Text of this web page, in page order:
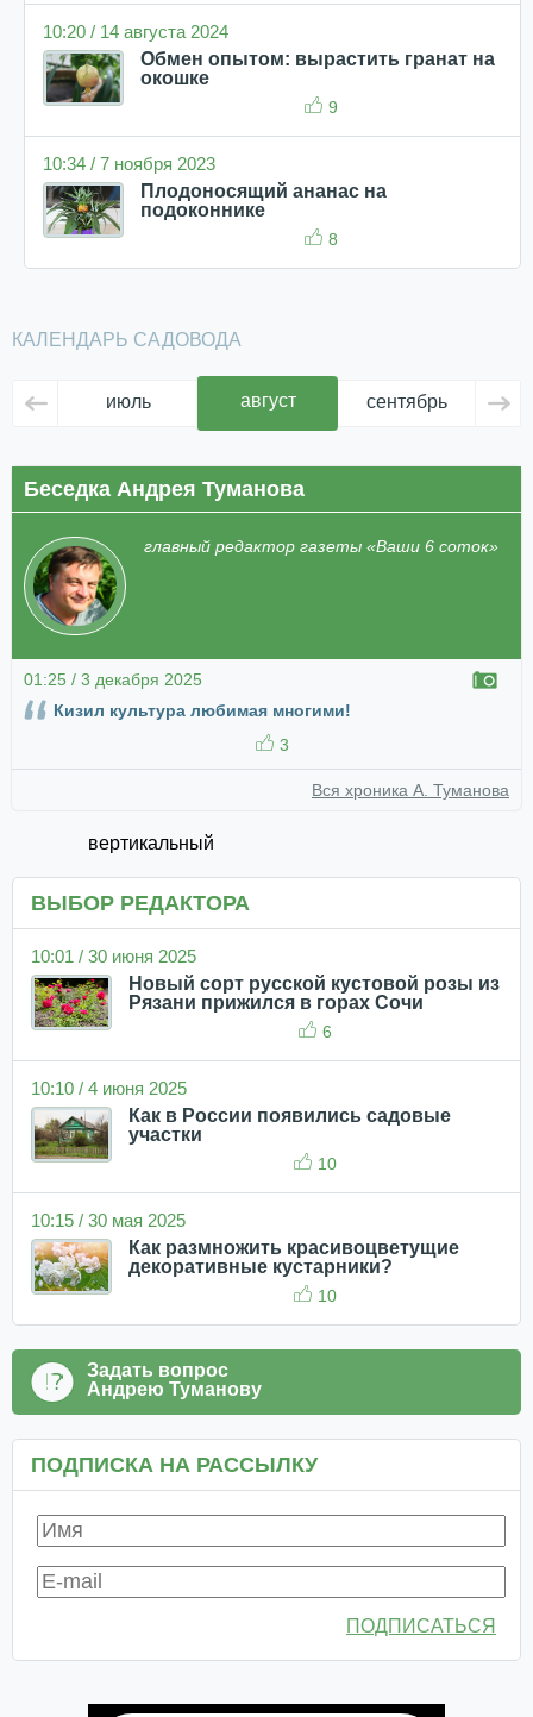
10:20 / 14 августа 2024
Обмен опытом: вырастить гранат на
окошке
9
10:34 / 7 ноября 2023
Плодоносящий ананас на
подоконнике
8
КАЛЕНДАРЬ САДОВОДА
июль август сентябрь
Беседка Андрея Туманова
главный редактор газеты «Ваши 6 соток»
01:25 / 3 декабря 2025
Кизил культура любимая многими!
3
Вся хроника А. Туманова
вертикальный
ВЫБОР РЕДАКТОРА
10:01 / 30 июня 2025
Новый сорт русской кустовой розы из
Рязани прижился в горах Сочи
6
10:10 / 4 июня 2025
Как в России появились садовые
участки
10
10:15 / 30 мая 2025
Как размножить красивоцветущие
декоративные кустарники?
10
Задать вопрос
Андрею Туманову
ПОДПИСКА НА РАССЫЛКУ
ПОДПИСАТЬСЯ